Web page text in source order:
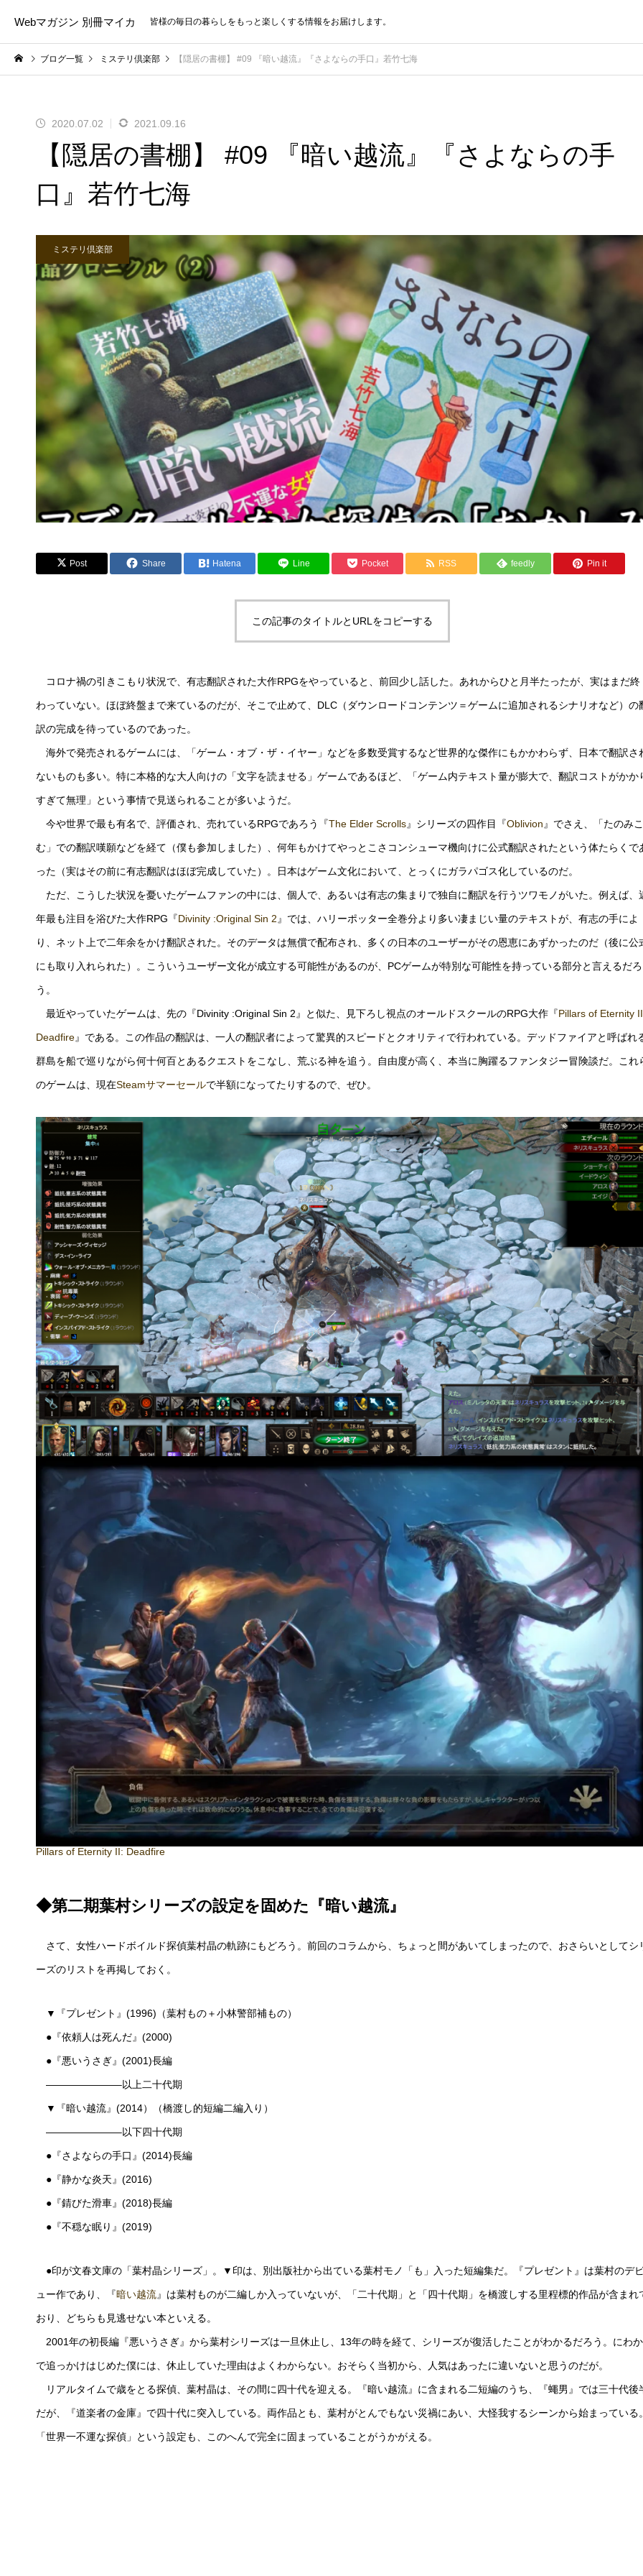
Webマガジン 別冊マイカ 皆様の毎日の暮らしをもっと楽しくする情報をお届けします。
ブログ一覧 ミステリ倶楽部 【隠居の書棚】 #09 『暗い越流』『さよならの手口』若竹七海
2020.07.02 2021.09.16
【隠居の書棚】 #09 『暗い越流』『さよならの手
口』若竹七海
ミステリ倶楽部
Post Share Hatena Line Pocket RSS feedly Pin it
この記事のタイトルとURLをコピーする
コロナ禍の引きこもり状況で、有志翻訳された大作RPGをやっていると、前回少し話した。あれからひと月半たったが、実はまだ終
わっていない。ほぼ終盤まで来ているのだが、そこで止めて、DLC（ダウンロードコンテンツ＝ゲームに追加されるシナリオなど）の
訳の完成を待っているのであった。
海外で発売されるゲームには、「ゲーム・オブ・ザ・イヤー」などを多数受賞するなど世界的な傑作にもかかわらず、日本で翻訳さ
ないものも多い。特に本格的な大人向けの「文字を読ませる」ゲームであるほど、「ゲーム内テキスト量が膨大で、翻訳コストがかか
すぎて無理」という事情で見送られることが多いようだ。
今や世界で最も有名で、評価され、売れているRPGであろう『The Elder Scrolls』シリーズの四作目『Oblivion 』でさえ、「たのみこ
む」での翻訳嘆願などを経て（僕も参加しました）、何年もかけてやっとこさコンシューマ機向けに公式翻訳されたという体たらくで
った（実はその前に有志翻訳はほぼ完成していた）。日本はゲーム文化において、とっくにガラパゴス化しているのだ。
ただ、こうした状況を憂いたゲームファンの中には、個人で、あるいは有志の集まりで独自に翻訳を行うツワモノがいた。例えば、
年最も注目を浴びた大作RPG『Divinity :Original Sin 2 』では、ハリーポッター全巻分より多い凄まじい量のテキストが、有志の手によ
り、ネット上で二年余をかけ翻訳された。そのデータは無償で配布され、多くの日本のユーザーがその恩恵にあずかったのだ（後に公
にも取り入れられた）。こういうユーザー文化が成立する可能性があるのが、PCゲームが特別な可能性を持っている部分と言えるだろ
う。
最近やっていたゲームは、先の『Divinity :Original Sin 2』と似た、見下ろし視点のオールドスクールのRPG大作『Pillars of Eternity
Deadfire』である。この作品の翻訳は、一人の翻訳者によって驚異的スピードとクオリティで行われている。デッドファイアと呼ばれ
群島を船で巡りながら何十何百とあるクエストをこなし、荒ぶる神を追う。自由度が高く、本当に胸躍るファンタジー冒険談だ。これ
のゲームは、現在Steamサマーセールで半額になってたりするので、ぜひ。
Pillars of Eternity II: Deadfire
◆第二期葉村シリーズの設定を固めた『暗い越流』
さて、女性ハードボイルド探偵葉村晶の軌跡にもどろう。前回のコラムから、ちょっと間があいてしまったので、おさらいとしてシ
ーズのリストを再掲しておく。
▼『プレゼント』(1996)（葉村もの＋小林警部補もの）
●『依頼人は死んだ』(2000)
●『悪いうさぎ』(2001)長編
———————–以上二十代期
▼『暗い越流』(2014）（橋渡し的短編二編入り）
———————–以下四十代期
●『さよならの手口』(2014)長編
●『静かな炎天』(2016)
●『錆びた滑車』(2018)長編
●『不穏な眠り』(2019)
●印が文春文庫の「葉村晶シリーズ」。▼印は、別出版社から出ている葉村モノ「も」入った短編集だ。『プレゼント』は葉村のデ
ュー作であり、『暗い越流』は葉村ものが二編しか入っていないが、「二十代期」と「四十代期」を橋渡しする里程標的作品が含まれ
おり、どちらも見逃せない本といえる。
2001年の初長編『悪いうさぎ』から葉村シリーズは一旦休止し、13年の時を経て、シリーズが復活したことがわかるだろう。にわか
で追っかけはじめた僕には、休止していた理由はよくわからない。おそらく当初から、人気はあったに違いないと思うのだが。
リアルタイムで歳をとる探偵、葉村晶は、その間に四十代を迎える。『暗い越流』に含まれる二短編のうち、『蠅男』では三十代後
だが、『道楽者の金庫』で四十代に突入している。両作品とも、葉村がとんでもない災禍にあい、大怪我するシーンから始まっている。
「世界一不運な探偵」という設定も、このへんで完全に固まっていることがうかがえる。